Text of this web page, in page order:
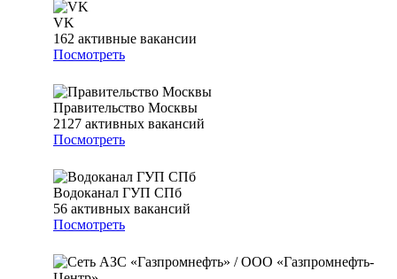
VK
162 активные вакансии
Посмотреть
Правительство Москвы
2127 активных вакансий
Посмотреть
Водоканал ГУП СПб
56 активных вакансий
Посмотреть